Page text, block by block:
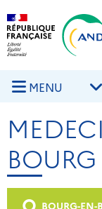
Aller au contenu
MENU
BOURG-EN-